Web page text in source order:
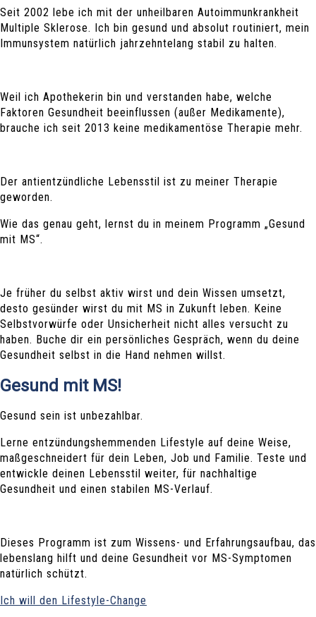
Seit 2002 lebe ich mit der unheilbaren Autoimmunkrankheit
Multiple Sklerose. Ich bin gesund und absolut routiniert, mein
Immunsystem natürlich jahrzehntelang stabil zu halten.
Weil ich Apothekerin bin und verstanden habe, welche
Faktoren Gesundheit beeinflussen (außer Medikamente),
brauche ich seit 2013 keine medikamentöse Therapie mehr.
Der antientzündliche Lebensstil ist zu meiner Therapie
geworden.
Wie das genau geht, lernst du in meinem Programm „Gesund
mit MS“.
Je früher du selbst aktiv wirst und dein Wissen umsetzt,
desto gesünder wirst du mit MS in Zukunft leben. Keine
Selbstvorwürfe oder Unsicherheit nicht alles versucht zu
haben. Buche dir ein persönliches Gespräch, wenn du deine
Gesundheit selbst in die Hand nehmen willst.
Gesund mit MS!
Gesund sein ist unbezahlbar.
Lerne entzündungshemmenden Lifestyle auf deine Weise,
maßgeschneidert für dein Leben, Job und Familie. Teste und
entwickle deinen Lebensstil weiter, für nachhaltige
Gesundheit und einen stabilen MS-Verlauf.
Dieses Programm ist zum Wissens- und Erfahrungsaufbau, das
lebenslang hilft und deine Gesundheit vor MS-Symptomen
natürlich schützt.
Ich will den Lifestyle-Change